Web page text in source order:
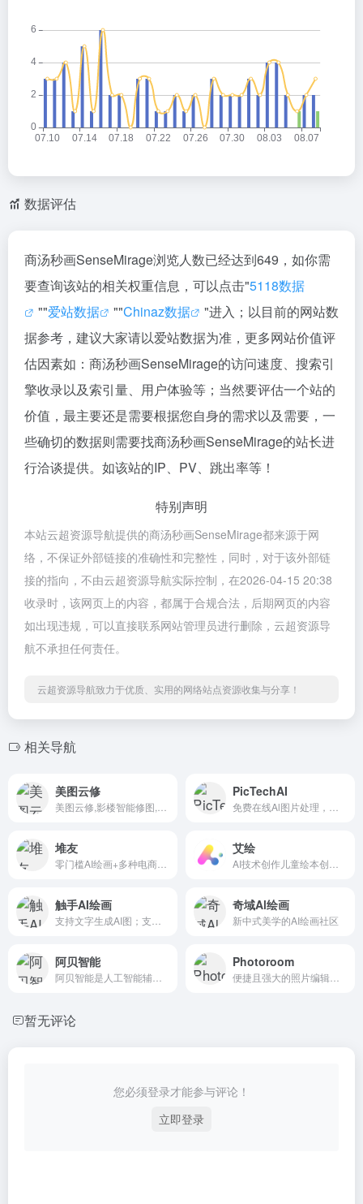
数据评估
商汤秒画SenseMirage浏览人数已经达到649，如你需
要查询该站的相关权重信息，可以点击"5118数据
""爱站数据 ""Chinaz数据
"进入；以目前的网站数
据参考，建议大家请以爱站数据为准，更多网站价值评
估因素如：商汤秒画SenseMirage的访问速度、搜索引
擎收录以及索引量、用户体验等；当然要评估一个站的
价值，最主要还是需要根据您自身的需求以及需要，一
些确切的数据则需要找商汤秒画SenseMirage的站长进
行洽谈提供。如该站的IP、PV、跳出率等！
特别声明
本站云超资源导航提供的商汤秒画SenseMirage都来源于网
络，不保证外部链接的准确性和完整性，同时，对于该外部链
接的指向，不由云超资源导航实际控制，在2026-04-15 20:38
收录时，该网页上的内容，都属于合规合法，后期网页的内容
如出现违规，可以直接联系网站管理员进行删除，云超资源导
航不承担任何责任。
云超资源导航致力于优质、实用的网络站点资源收集与分享！
相关导航
美图云修 PicTechAI
堆友 艾绘
触手AI绘画 奇域Al绘画
新中式美学的AI绘画社区
阿贝智能 Photoroom
暂无评论
您必须登录才能参与评论！
立即登录